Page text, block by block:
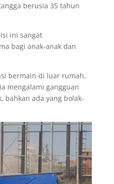
berusia 35 tahun
ini sangat
bagi anak-anak dan
bermain di luar rumah,
mengalami gangguan
bahkan ada yang bolak-